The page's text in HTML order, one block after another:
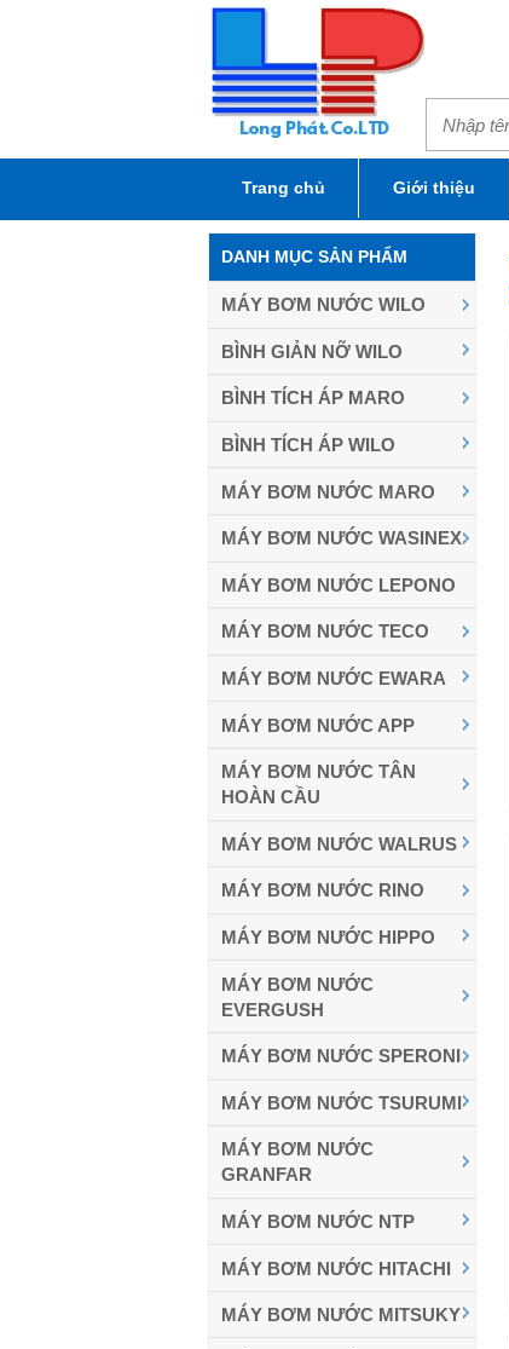
Trang chủ Giới thiệu
DANH MỤC SẢN PHẨM
MÁY BƠM NƯỚC WILO
BÌNH GIẢN NỠ WILO
BÌNH TÍCH ÁP MARO
BÌNH TÍCH ÁP WILO
MÁY BƠM NƯỚC MARO
MÁY BƠM NƯỚC WASINEX
MÁY BƠM NƯỚC LEPONO
MÁY BƠM NƯỚC TECO
MÁY BƠM NƯỚC EWARA
MÁY BƠM NƯỚC APP
MÁY BƠM NƯỚC TÂN
HOÀN CẦU
MÁY BƠM NƯỚC WALRUS
MÁY BƠM NƯỚC RINO
MÁY BƠM NƯỚC HIPPO
MÁY BƠM NƯỚC
EVERGUSH
MÁY BƠM NƯỚC SPERONI
MÁY BƠM NƯỚC TSURUMI
MÁY BƠM NƯỚC
GRANFAR
MÁY BƠM NƯỚC NTP
MÁY BƠM NƯỚC HITACHI
MÁY BƠM NƯỚC MITSUKY